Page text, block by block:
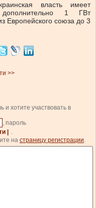
власть имеет
1 ГВт
Европейского союза до 3
>>
и хотите участвовать в
, пароль
|
.
на страницу регистрации.